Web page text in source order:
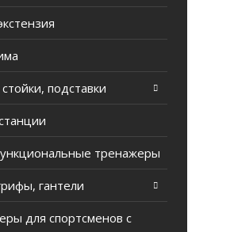
подставки
тренажеры
гантели
для спортсменов с